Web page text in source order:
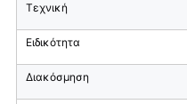
Τεχνική
Ειδικότητα
Διακόσμηση